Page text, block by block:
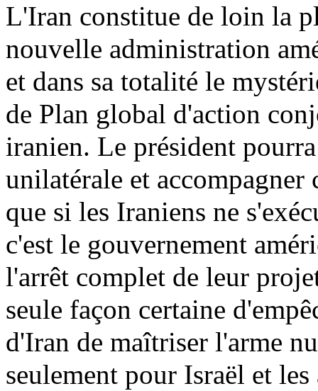
L'Iran constitue de loin la
nouvelle administration
et dans sa totalité le
de Plan global d'action
iranien. Le président
unilatérale et
que si les Iraniens ne
c'est le gouvernement
l'arrêt complet de leur
seule façon certaine
d'Iran de maîtriser l'arme
seulement pour Israël et